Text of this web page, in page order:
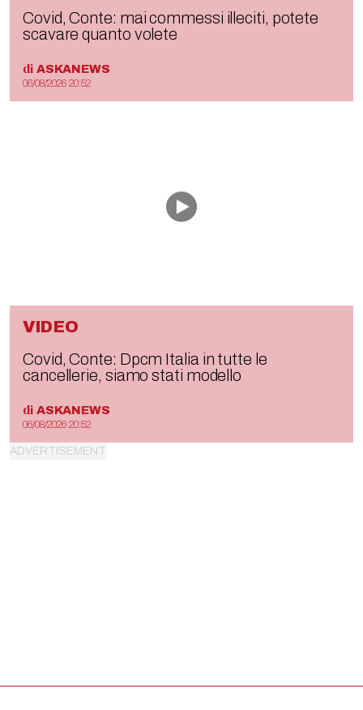
Covid, Conte: mai commessi illeciti, potete
scavare quanto volete
di ASKANEWS
06/08/2026 20:52
VIDEO
Covid, Conte: Dpcm Italia in tutte le
cancellerie, siamo stati modello
di ASKANEWS
06/08/2026 20:52